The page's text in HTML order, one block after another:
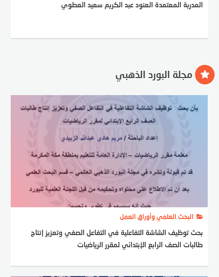
المدربة المعتمدة العنود عبد الكريم سعيد العطوي
مجلة البورد الذهبي
البحث العلمي وأوراق العمل
بحث توظيف الشاشة التفاعلية في التفاعل الصفي وتعزيز إنتاج
طالبات الصف الرابع الإبتدائي لمقرر الرياضيات